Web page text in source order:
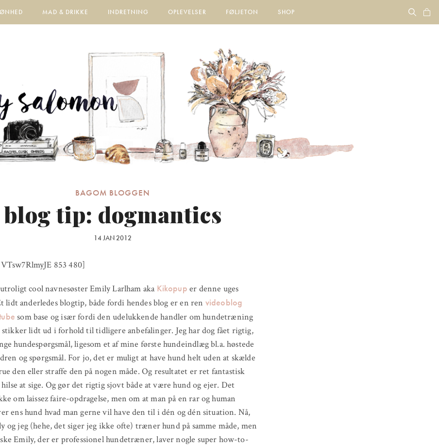
MAD & DRIKKE INDRETNING OPLEVELSER FØLJETON SHOP
BAGOM BLOGGEN
blog tip: dogmantics
14 JAN 2012
853 480]
cool navnesøster Emily Larlham aka Kikopup er denne uges
lidt anderledes blogtip, både fordi hendes blog er en ren videoblog
som base og især fordi den udelukkende handler om hundetræning
lidt ud i forhold til tidligere anbefalinger. Jeg har dog fået rigtig,
hundespørgsmål, ligesom et af mine første hundeindlæg bl.a. høstede
og spørgsmål. For jo, det er muligt at have hund helt uden at skælde
den eller straffe den på nogen måde. Og resultatet er ret fantastisk
at sige. Og gør det rigtig sjovt både at være hund og ejer. Det
om laissez faire-opdragelse, men om at man på en rar og human
ens hund hvad man gerne vil have den til i dén og dén situation. Nå,
og jeg (hehe, det siger jeg ikke ofte) træner hund på samme måde, men
Emily, der er professionel hundetræner, laver nogle super how-to-